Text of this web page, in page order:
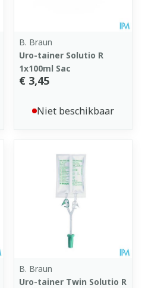
B. Braun
Uro-tainer Solutio R
1x100ml Sac
€ 3,45
Niet beschikbaar
B. Braun
Uro-tainer Twin Solutio R